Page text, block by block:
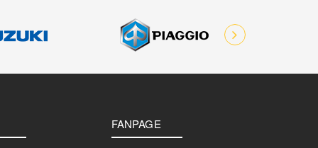
FANPAGE